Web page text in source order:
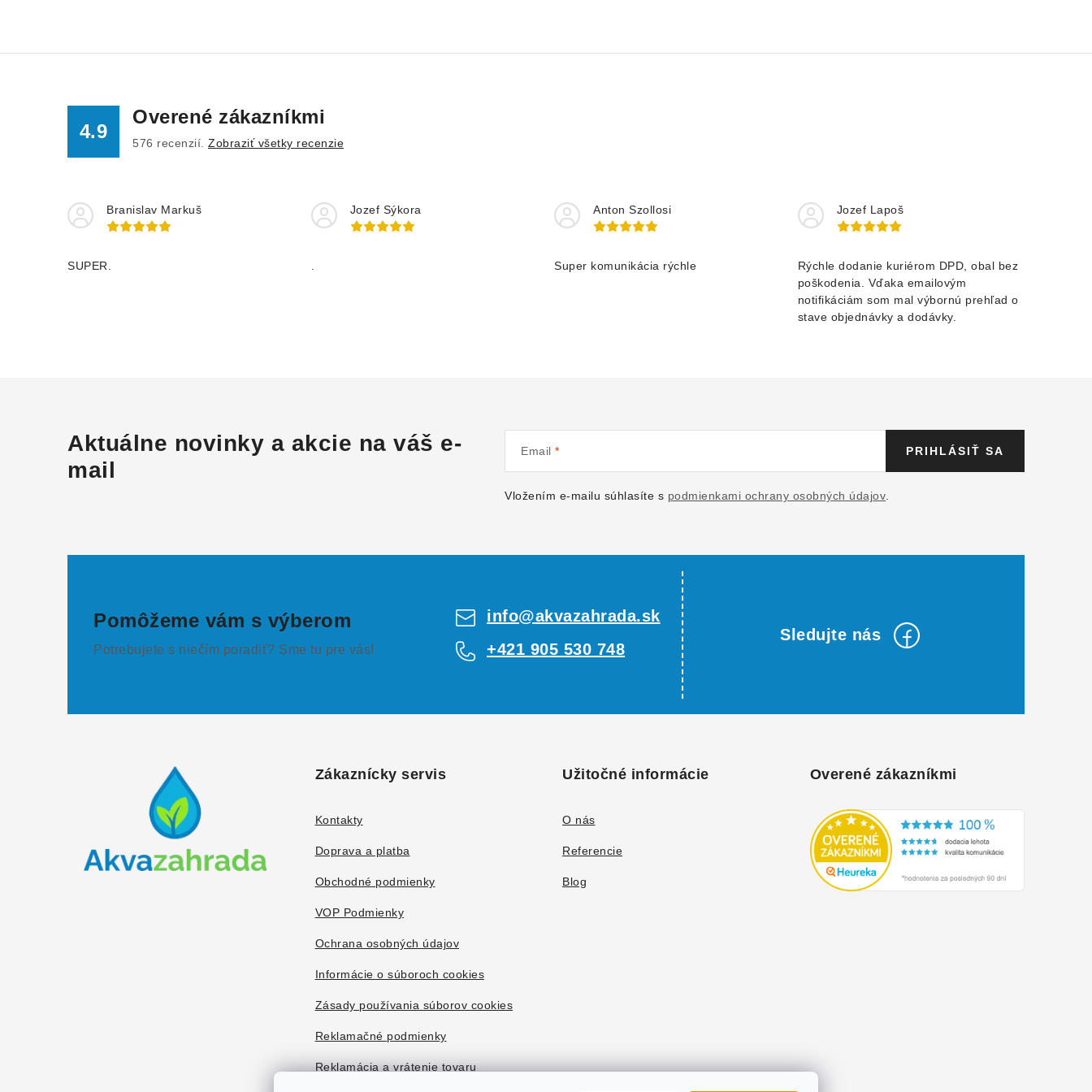
4.9
Overené zákazníkmi
576 recenzií. Zobraziť všetky recenzie
Branislav Markuš
SUPER.
Jozef Sýkora Anton Szollosi
Super komunikácia rýchle
Jozef Lapoš
Rýchle dodanie kuriérom DPD, obal bez
poškodenia. Vďaka emailovým
notifikáciám som mal výbornú prehľad o
stave objednávky a dodávky.
Aktuálne novinky a akcie na váš e-
mail
Email
Vložením e-mailu súhlasíte s podmienkami ochrany osobných údajov
PRIHLÁSIŤ SA
Pomôžeme vám s výberom
Potrebujete s niečím poradiť? Sme tu pre vás!
info@akvazahrada.sk
+421 905 530 748
Zákaznícky servis
Kontakty
Doprava a platba
Obchodné podmienky
VOP Podmienky
Ochrana osobných údajov
Informácie o súboroch cookies
Zásady používania súborov cookies
Reklamačné podmienky
Reklamácia a vrátenie tovaru
Užitočné informácie
O nás
Referencie
Blog
Overené zákazníkmi